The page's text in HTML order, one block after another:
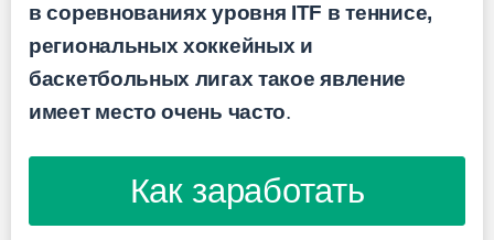
в соревнованиях уровня ITF в теннисе,
региональных хоккейных и
баскетбольных лигах такое явление
имеет место очень часто.
Как заработать